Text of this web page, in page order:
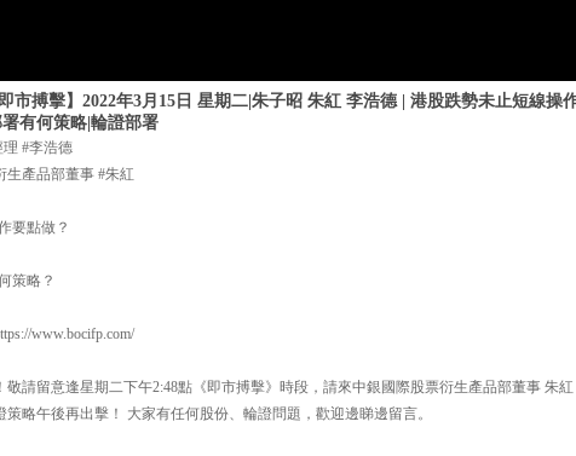
市搏擊】2022年3月15日 星期二|朱子昭 朱紅 李浩德 | 港股跌勢未止短線操
有何策略|輪證部署
#李浩德
生產品部董事 #朱紅
要點做？
策略？
www.bocifp.com/
敬請留意逢星期二下午2:48點《即市搏擊》時段，請來中銀國際股票衍生產品部董事 朱
略午後再出擊！ 大家有任何股份、輪證問題，歡迎邊睇邊留言。